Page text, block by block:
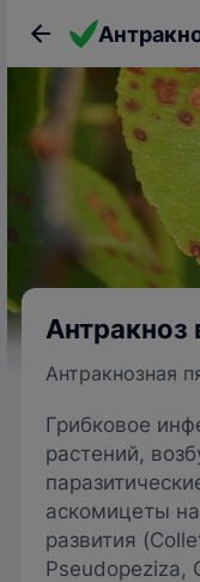
Антракноз
Антракнозная
Грибковое
растений,
аскомицеты
развития
Pseudopeziza,